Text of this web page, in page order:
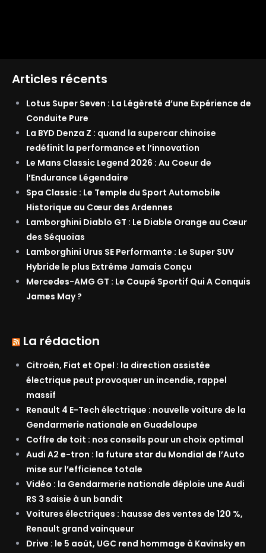
Articles récents
Lotus Super Seven : La Légèreté d’une Expérience de
Conduite Pure
La BYD Denza Z : quand la supercar chinoise
redéfinit la performance et l’innovation
Le Mans Classic Legend 2026 : Au Coeur de
l’Endurance Légendaire
Spa Classic : Le Temple du Sport Automobile
Historique au Cœur des Ardennes
Lamborghini Diablo GT : Le Diable Orange au Cœur
des Séquoias
Lamborghini Urus SE Performante : Le Super SUV
Hybride le plus Extrême Jamais Conçu
Mercedes-AMG GT : Le Coupé Sportif Qui A Conquis
James May ?
La rédaction
Citroën, Fiat et Opel : la direction assistée
électrique peut provoquer un incendie, rappel
massif
Renault 4 E-Tech électrique : nouvelle voiture de la
Gendarmerie nationale en Guadeloupe
Coffre de toit : nos conseils pour un choix optimal
Audi A2 e-tron : la future star du Mondial de l’Auto
mise sur l’efficience totale
Vidéo : la Gendarmerie nationale déploie une Audi
RS 3 saisie à un bandit
Voitures électriques : hausse des ventes de 120 %,
Renault grand vainqueur
Drive : le 5 août, UGC rend hommage à Kavinsky en